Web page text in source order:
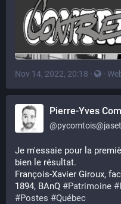
Nov 14, 2022, 20:18 · ·
Pierre-Yves
@
Je m'essaie pour la
bien le résultat.
François-Xavier Giroux,
1894, BAnQ #Patrimoine #
#Postes #Québec